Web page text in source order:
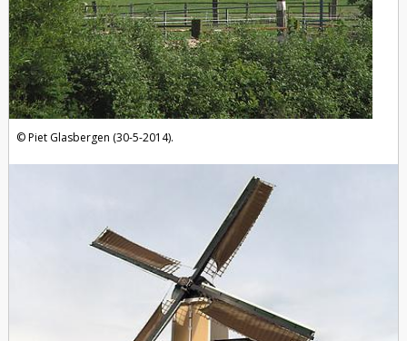
Piet Glasbergen (30-5-2014).